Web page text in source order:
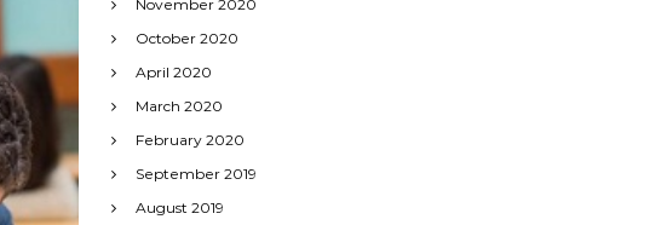
November 2020
October 2020
April 2020
March 2020
February 2020
September 2019
August 2019